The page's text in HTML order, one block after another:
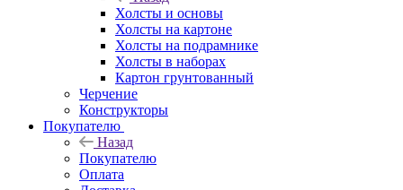
Холсты и основы
Холсты на картоне
Холсты на подрамнике
Холсты в наборах
Картон грунтованный
Черчение
Конструкторы
Покупателю
Назад
Покупателю
Оплата